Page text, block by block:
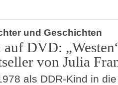
und Geschichten
auf DVD:
von Julia
als DDR-Kind in